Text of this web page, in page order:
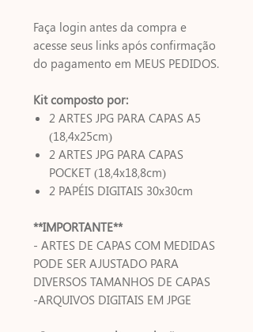
Faça login antes da compra e
acesse seus links após confirmação
do pagamento em MEUS PEDIDOS.
Kit composto por:
2 ARTES JPG PARA CAPAS A5
(18,4x25cm)
2 ARTES JPG PARA CAPAS
POCKET (18,4x18,8cm)
2 PAPÉIS DIGITAIS 30x30cm
**IMPORTANTE**
- ARTES DE CAPAS COM MEDIDAS
PODE SER AJUSTADO PARA
DIVERSOS TAMANHOS DE CAPAS
-ARQUIVOS DIGITAIS EM JPGE